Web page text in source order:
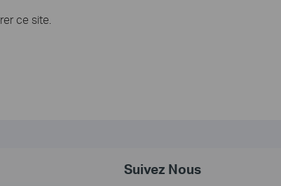
ce site.
Suivez Nous